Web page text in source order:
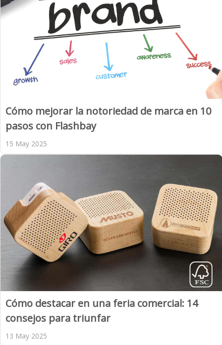
Cómo mejorar la notoriedad de marca en 10
pasos con Flashbay
15 May 2025
Cómo destacar en una feria comercial: 14
consejos para triunfar
13 May 2025